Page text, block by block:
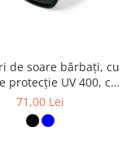
de soare bărbați, cu
protecție UV 400, cu
toc cadou, OSB59
71,00 Lei